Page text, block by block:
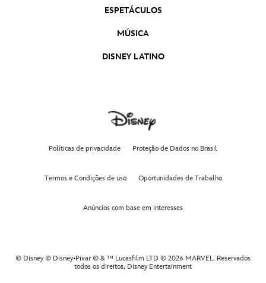
ESPETÁCULOS
MÚSICA
DISNEY LATINO
Políticas de privacidade Proteção de Dados no Brasil
Termos e Condições de uso Oportunidades de Trabalho
Anúncios com base em interesses
© Disney © Disney•Pixar © & ™ Lucasfilm LTD © 2026 MARVEL. Reservados
todos os direitos, Disney Entertainment